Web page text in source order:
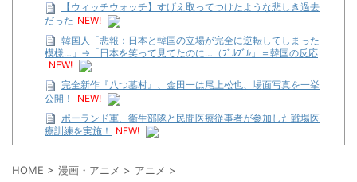
【ウィッチウォッチ】すげえ取ってつけたような悲しき過去
だった NEW!
韓国人「悲報：日本と韓国の立場が完全に逆転してしまった
模様…」→「日本を笑って見てたのに…（ﾌﾞﾙﾌﾞﾙ」＝韓国の反応
NEW!
完全新作『八つ墓村』、金田一は尾上松也、場面写真を一挙
公開！
NEW!
ポーランド軍、衛生部隊と民間医療従事者が参加した戦場医
療訓練を実施！
NEW!
な…
HOME > 漫画・アニメ > アニメ >